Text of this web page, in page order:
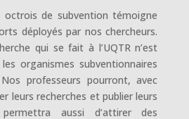
octrois de subvention témoigne
déployés par nos chercheurs.
qui se fait à l’UQTR n’est
organismes subventionnaires
professeurs pourront, avec
leurs recherches et publier leurs
aussi d’attirer des